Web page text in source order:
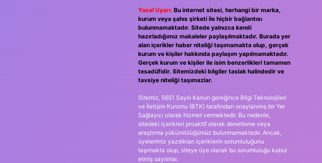
Yasal Uyarı: Bu internet sitesi, herhangi bir marka,
kurum veya şahıs şirketi ile hiçbir bağlantısı
bulunmamaktadır. Sitede yalnızca kendi
hazırladığımız makaleler paylaşılmaktadır. Burada yer
alan içerikler haber niteliği taşımamakta olup, gerçek
kurum ve kişiler hakkında paylaşım yapılmamaktadır.
Gerçek kurum ve kişiler ile isim benzerlikleri tamamen
tesadüfidir. Sitemizdeki bilgiler taslak halindedir ve
tavsiye niteliği taşımazlar.
Sitemiz, 5651 Sayılı Kanun gereğince Bilgi Teknolojileri
ve İletişim Kurumu (BTK) tarafından onaylanmış bir Yer
Sağlayıcı olarak hizmet vermektedir. Bu nedenle,
sitedeki içerikleri proaktif olarak denetleme veya
araştırma yükümlülüğümüz bulunmamaktadır. Ancak,
üyelerimiz yazdıkları içeriklerin sorumluluğunu
taşımakta olup, siteye üye olarak bu sorumluluğu kabul
etmiş sayılırlar.